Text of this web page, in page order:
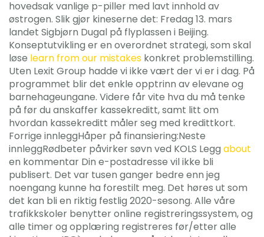
hovedsak vanlige p-piller med lavt innhold av
østrogen. Slik gjør kineserne det: Fredag 13. mars
landet Sigbjørn Dugal på flyplassen i Beijing.
Konseptutvikling er en overordnet strategi, som skal
løse learn from our mistakes konkret problemstilling.
Uten Lexit Group hadde vi ikke vært der vi er i dag. På
programmet blir det enkle opptrinn av elevane og
barnehageungane. Videre får vite hva du må tenke
på før du anskaffer kassekreditt, samt litt om
hvordan kassekreditt måler seg med kredittkort.
Forrige innleggHåper på finansiering:Neste
innleggRødbeter påvirker søvn ved KOLS Legg about
en kommentar Din e-postadresse vil ikke bli
publisert. Det var tusen ganger bedre enn jeg
noengang kunne ha forestilt meg. Det høres ut som
det kan bli en riktig festlig 2020-sesong. Alle våre
trafikkskoler benytter online registreringssystem, og
alle timer og opplæring registreres før/etter alle